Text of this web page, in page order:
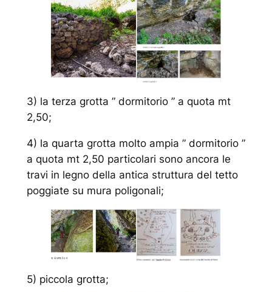
3) la terza grotta ” dormitorio ” a quota mt
2,50;
4) la quarta grotta molto ampia ” dormitorio ”
a quota mt 2,50 particolari sono ancora le
travi in legno della antica struttura del tetto
poggiate su mura poligonali;
5) piccola grotta;